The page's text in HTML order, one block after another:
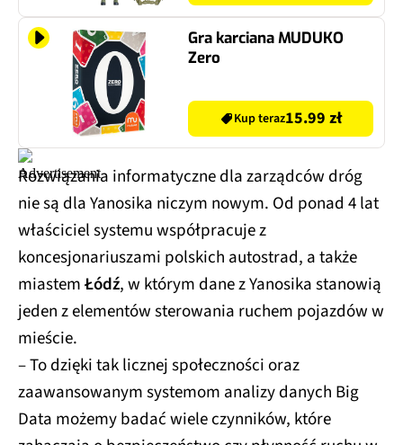
Gra karciana MUDUKO
Zero
Kup teraz15.99 zł
Rozwiązania informatyczne dla zarządców dróg
nie są dla Yanosika niczym nowym. Od ponad 4 lat
właściciel systemu współpracuje z
koncesjonariuszami polskich autostrad, a także
miastemŁódź, w którym dane z Yanosika stanowią
jeden z elementów sterowania ruchem pojazdów w
mieście.
– To dzięki tak licznej społeczności oraz
zaawansowanym systemom analizy danych Big
Data możemy badać wiele czynników, które